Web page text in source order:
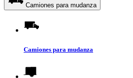
Camiones para mudanza
Camiones para mudanza